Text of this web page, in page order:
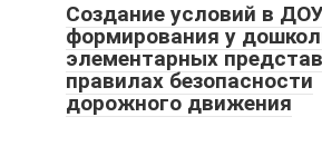
Создание условий в
формирования у
элементарных
правилах безопасности
дорожного движения